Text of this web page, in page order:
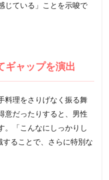
じている」ことを示唆で
ギャップを演出
料理をさりげなく振る舞
意だったりすると、男性
。「こんなにしっかりし
ることで、さらに特別な